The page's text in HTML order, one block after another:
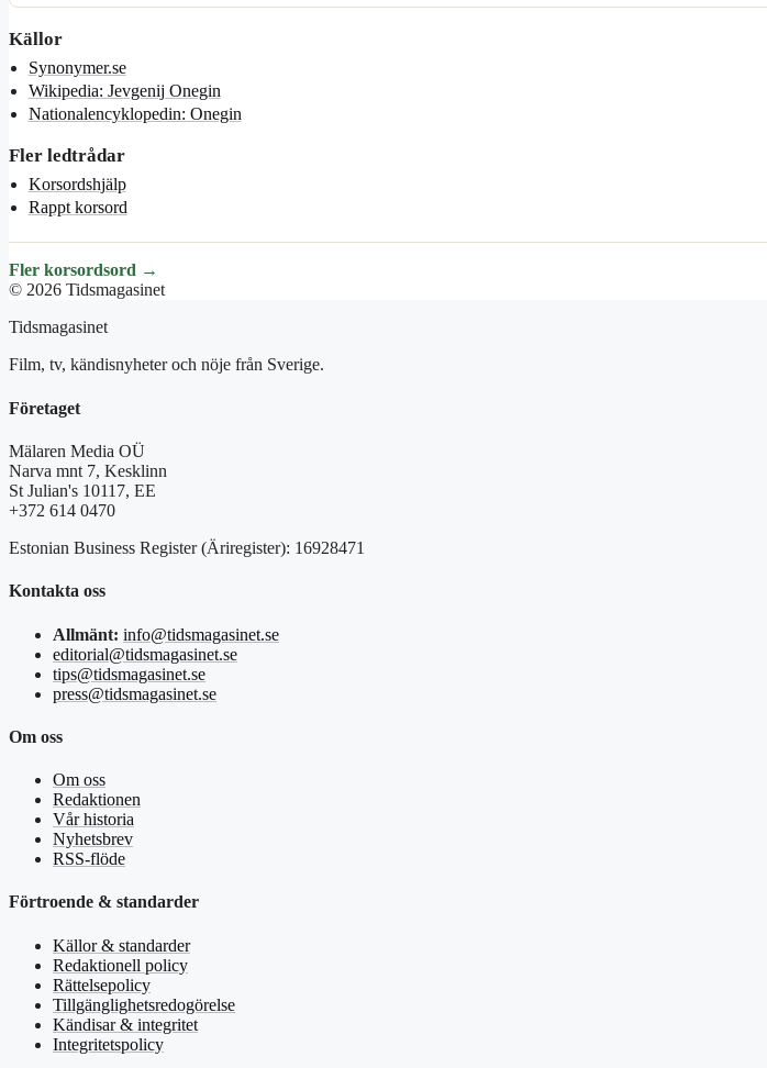
Källor
Synonymer.se
Wikipedia: Jevgenij Onegin
Nationalencyklopedin: Onegin
Fler ledtrådar
Korsordshjälp
Rappt korsord
Fler korsordsord →
© 2026 Tidsmagasinet
Tidsmagasinet
Film, tv, kändisnyheter och nöje från Sverige.
Företaget
Mälaren Media OÜ
Narva mnt 7, Kesklinn
St Julian's 10117, EE
+372 614 0470
Estonian Business Register (Äriregister): 16928471
Kontakta oss
Allmänt: info@tidsmagasinet.se
editorial@tidsmagasinet.se
tips@tidsmagasinet.se
press@tidsmagasinet.se
Om oss
Om oss
Redaktionen
Vår historia
Nyhetsbrev
RSS-flöde
Förtroende & standarder
Källor & standarder
Redaktionell policy
Rättelsepolicy
Tillgänglighetsredogörelse
Kändisar & integritet
Integritetspolicy